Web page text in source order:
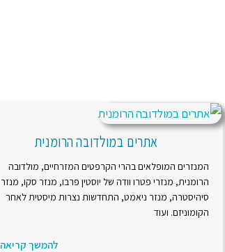
אתרים במולדובה הרומנית
המנזרים המופלאים בהרי הקרפטים המזרחיים, מולדובה
הרומנית, מנזרי פטרו וודה של יוסטין פרבו, מנזר סקו, מנזר
סיהיסטרה, מנזר ניאמט, התחדשות נצרות מיסטית לאחר
הקומוניזם. ועוד
להמשך קריאה